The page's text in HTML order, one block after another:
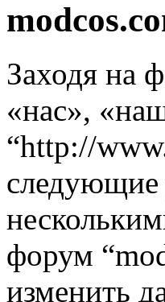
Заходя на
«нас»,
“http://
следующие
форум
изменить